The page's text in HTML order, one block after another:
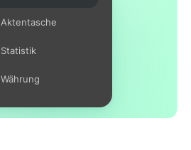
Aktentasche
Statistik
Währung